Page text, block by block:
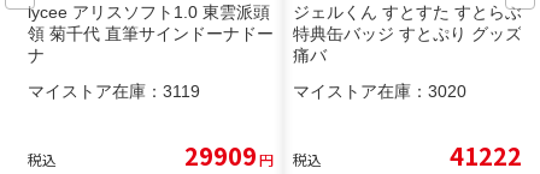
lycee アリスソフト1.0 東雲派頭
領 菊千代 直筆サインドーナドー
ナ
マイストア在庫： 3119
税込 29909円
ジェルくん すとすた すとらぶ
特典缶バッジ すとぷり グッズ
痛バ
マイストア在庫： 3020
税込 41222